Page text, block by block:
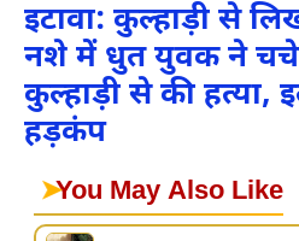
इटावा: कुल्हाड़ी से
नशे में धुत युवक ने
कुल्हाड़ी से की हत्या,
हड़कंप
➤You May Also Like